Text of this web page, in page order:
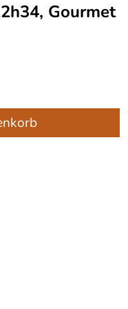
Gourmet